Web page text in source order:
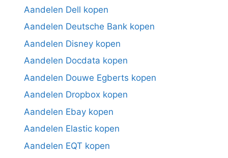
Aandelen Dell kopen
Aandelen Deutsche Bank kopen
Aandelen Disney kopen
Aandelen Docdata kopen
Aandelen Douwe Egberts kopen
Aandelen Dropbox kopen
Aandelen Ebay kopen
Aandelen Elastic kopen
Aandelen EQT kopen